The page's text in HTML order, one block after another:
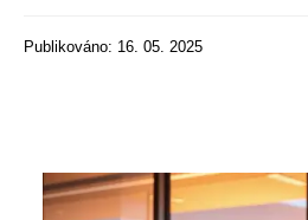
Publikováno: 16. 05. 2025